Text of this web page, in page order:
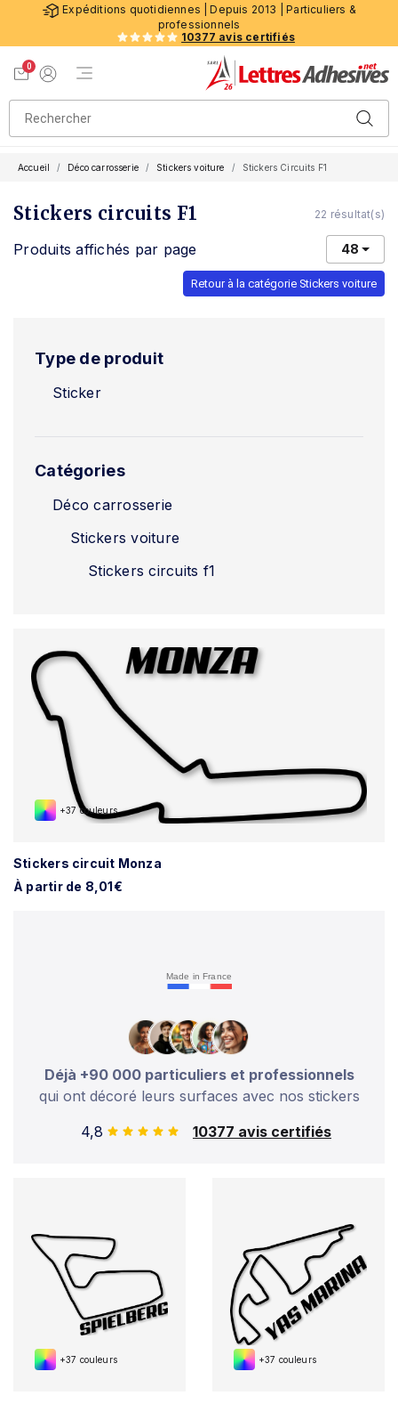
Expéditions quotidiennes | Depuis 2013 | Particuliers &
professionnels
10377 avis certifiés
0
Menu de navigation
Accueil Déco carrosserie Stickers voiture Stickers Circuits F1
Stickers circuits F1 22 résultat(s)
Produits affichés par page 48
Retour à la catégorie Stickers voiture
Type de produit
Sticker
Catégories
Déco carrosserie
Stickers voiture
Stickers circuits f1
+37 couleurs
Stickers circuit Monza
À partir de 8,01€
Made in France
Déjà +90 000 particuliers et professionnels
qui ont décoré leurs surfaces avec nos stickers
4,8
10377 avis certifiés
+37 couleurs +37 couleurs